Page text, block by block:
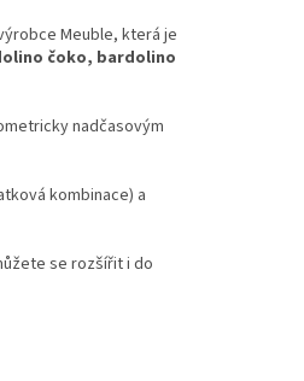
Meuble, která je
čoko, bardolino
nadčasovým
kombinace) a
se rozšířit i do